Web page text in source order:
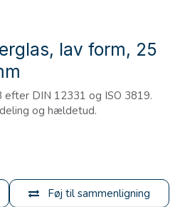
lav form, 25
DIN 12331 og ISO 3819.
og hældetud.
Føj til sammenligning